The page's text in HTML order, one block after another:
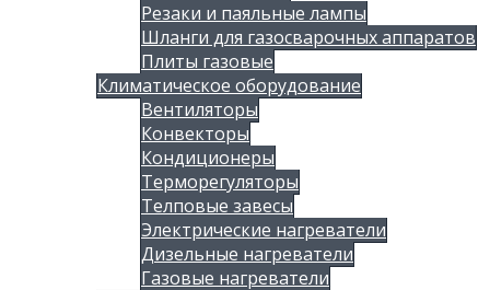
Резаки и паяльные лампы
Шланги для газосварочных аппаратов
Плиты газовые
Климатическое оборудование
Вентиляторы
Конвекторы
Кондиционеры
Терморегуляторы
Телповые завесы
Электрические нагреватели
Дизельные нагреватели
Газовые нагреватели